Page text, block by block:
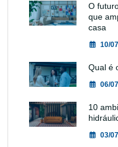
O
que
casa
10/
Qual é
06/
10
03/